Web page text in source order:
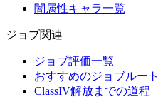
闇属性キャラ一覧
ジョブ関連
ジョブ評価一覧
おすすめのジョブルート
ClassIV解放までの道程